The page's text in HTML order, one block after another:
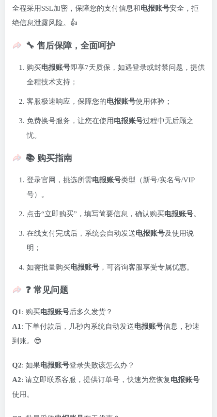
全程采用SSL加密，保障您的支付信息和电报账号安全，拒
绝信息泄露风险。👍
🔧 售后保障，全面呵护
购买电报账号即享7天质保，如遇登录或封禁问题，提供
全程技术支持；
客服极速响应，保障您的电报账号使用体验；
免费换号服务，让您在使用电报账号过程中无后顾之
忧。
📚 购买指南
登录官网，挑选所需电报账号类型（新号/实名号/VIP
号）。
点击“立即购买”，填写简要信息，确认购买电报账号。
在线支付完成后，系统会自动发送电报账号及使用说
明；
如需批量购买电报账号 ，可咨询客服享受专属优惠。
❓ 常见问题
Q1 : 购买电报账号后多久发货？
A1 : 下单付款后，几秒内系统自动发送电报账号信息，秒速
到账。😎
Q2: 如果电报账号登录失败该怎么办？
A2: 请立即联系客服，提供订单号，快速为您恢复电报账号
使用。